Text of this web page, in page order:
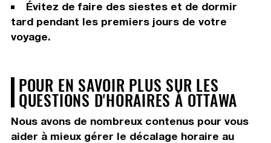
Évitez de faire des siestes et de dormir
tard pendant les premiers jours de votre
voyage.
POUR EN SAVOIR PLUS SUR LES
QUESTIONS D'HORAIRES À OTTAWA
Nous avons de nombreux contenus pour vous
aider à mieux gérer le décalage horaire au